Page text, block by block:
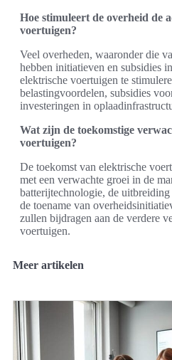
Hoe stimuleert de overheid de
voertuigen?
Veel overheden, waaronder die
hebben initiatieven en subsidies
elektrische voertuigen te
belastingvoordelen, subsidies
investeringen in
Wat zijn de toekomstige
voertuigen?
De toekomst van elektrische
met een verwachte groei in de
batterijtechnologie, de
de toename van
zullen bijdragen aan de verdere
voertuigen.
Meer artikelen